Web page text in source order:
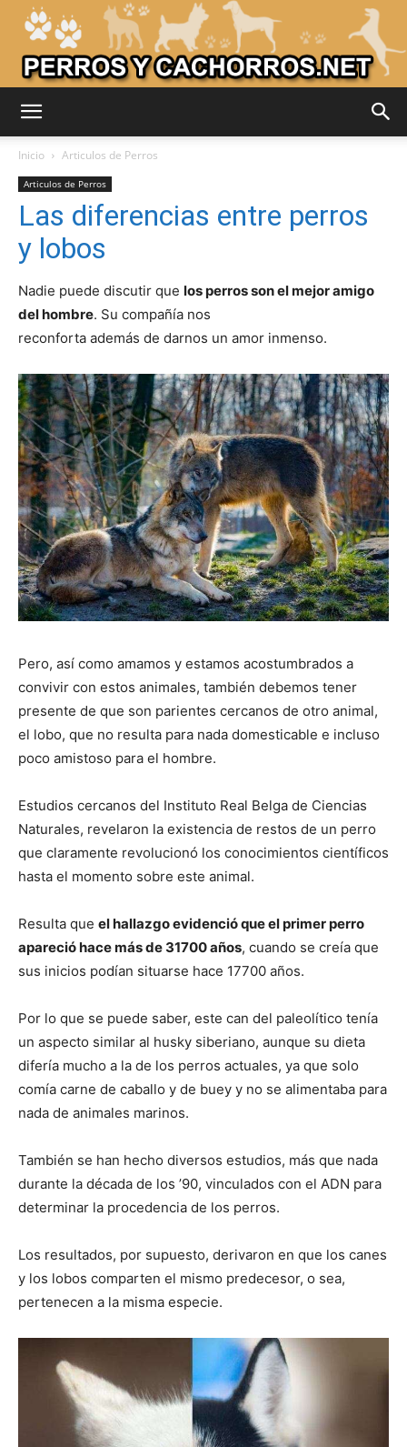
Perros
–
Razas
de
Perros
–
Cachorros
Inicio Articulos de Perros
Articulos de Perros
Las diferencias entre perros
y lobos
Nadie puede discutir que los perros son el mejor amigo
del hombre. Su compañía nos
reconforta además de darnos un amor inmenso.
Pero, así como amamos y estamos acostumbrados a
convivir con estos animales, también debemos tener
presente de que son parientes cercanos de otro animal,
el lobo, que no resulta para nada domesticable e incluso
poco amistoso para el hombre.
Estudios cercanos del Instituto Real Belga de Ciencias
Naturales, revelaron la existencia de restos de un perro
que claramente revolucionó los conocimientos científicos
hasta el momento sobre este animal.
Resulta que el hallazgo evidenció que el primer perro
apareció hace más de 31700 años, cuando se creía que
sus inicios podían situarse hace 17700 años.
Por lo que se puede saber, este can del paleolítico tenía
un aspecto similar al husky siberiano, aunque su dieta
difería mucho a la de los perros actuales, ya que solo
comía carne de caballo y de buey y no se alimentaba para
nada de animales marinos.
También se han hecho diversos estudios, más que nada
durante la década de los ’90, vinculados con el ADN para
determinar la procedencia de los perros.
Los resultados, por supuesto, derivaron en que los canes
y los lobos comparten el mismo predecesor, o sea,
pertenecen a la misma especie.